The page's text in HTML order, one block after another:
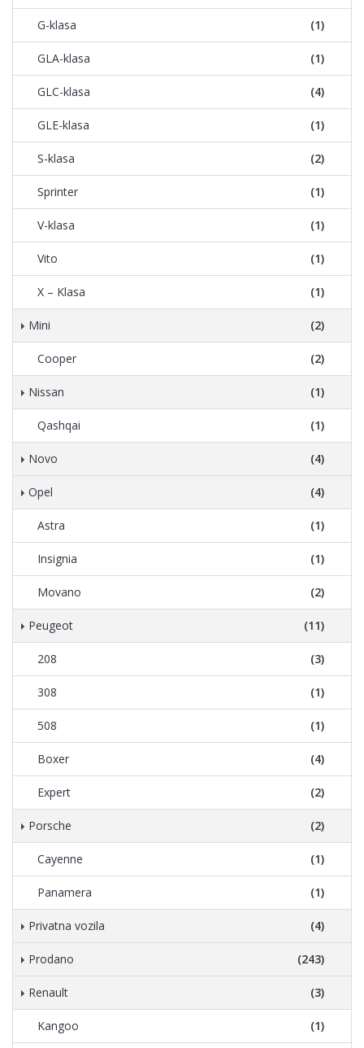
G-klasa (1)
GLA-klasa (1)
GLC-klasa (4)
GLE-klasa (1)
S-klasa (2)
Sprinter (1)
V-klasa (1)
Vito (1)
X – Klasa (1)
Mini (2)
Cooper (2)
Nissan (1)
Qashqai (1)
Novo (4)
Opel (4)
Astra (1)
Insignia (1)
Movano (2)
Peugeot (11)
208 (3)
308 (1)
508 (1)
Boxer (4)
Expert (2)
Porsche (2)
Cayenne (1)
Panamera (1)
Privatna vozila (4)
Prodano (243)
Renault (3)
Kangoo (1)